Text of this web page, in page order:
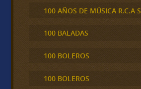
100 AÑOS DE MÚSICA R.C.A
100 BALADAS
100 BOLEROS
100 BOLEROS